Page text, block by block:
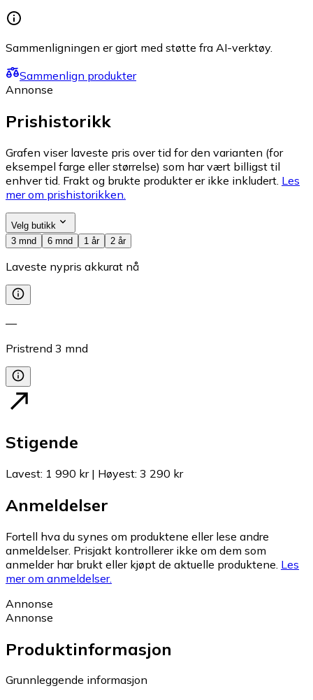
Sammenligningen er gjort med støtte fra AI-verktøy.
Sammenlign produkter
Annonse
Prishistorikk
Grafen viser laveste pris over tid for den varianten (for
eksempel farge eller størrelse) som har vært billigst til
enhver tid. Frakt og brukte produkter er ikke inkludert. Les
mer om prishistorikken.
Velg butikk
3 mnd
6 mnd 1 år 2 år
Laveste nypris akkurat nå
—
Pristrend 3 mnd
Stigende
Lavest: 1 990 kr| Høyest: 3 290 kr
Anmeldelser
Fortell hva du synes om produktene eller lese andre
anmeldelser. Prisjakt kontrollerer ikke om dem som
anmelder har brukt eller kjøpt de aktuelle produktene. Les
mer om anmeldelser.
Annonse
Annonse
Produktinformasjon
Grunnleggende informasjon